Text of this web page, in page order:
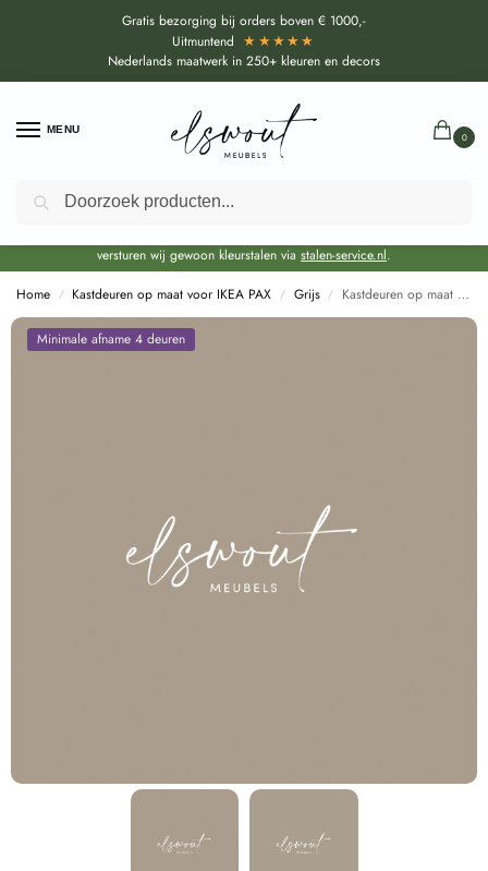
Gratis bezorging bij orders boven € 1000,-
Uitmuntend ★★★★★
Nederlands maatwerk in 250+ kleuren en decors
MENU
0
Door de bouwvakperiode geldt voor alle collecties momenteel een EXTRA
levertijd van circa 3-4 weken bovenop de reguliere levertijd.
versturen wij gewoon kleurstalen via stalen-service.nl.
Home / Kastdeuren op maat voor IKEA PAX / Grijs / Kastdeuren op maat Cuvo (U15190 SD) voor IKEA PAX
Minimale afname 4 deuren